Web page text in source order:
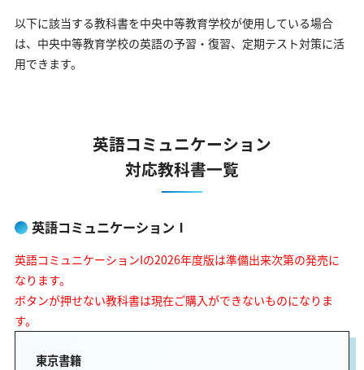
以下に該当する教科書を中央中等教育学校が使用している場合
は、 中央中等教育学校の英語の予習・復習、定期テスト対策に活
用できます。
英語コミュニケーション
対応教科書一覧
英語コミュニケーションⅠ
英語コミュニケーションIの2026年度版は準備出来次第の発売に
なります。
ボタンが押せない教科書は現在ご購入ができないものになりま
す。
東京書籍